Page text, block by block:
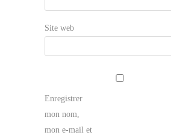
Site web
Enregistrer
mon nom,
mon e-mail et